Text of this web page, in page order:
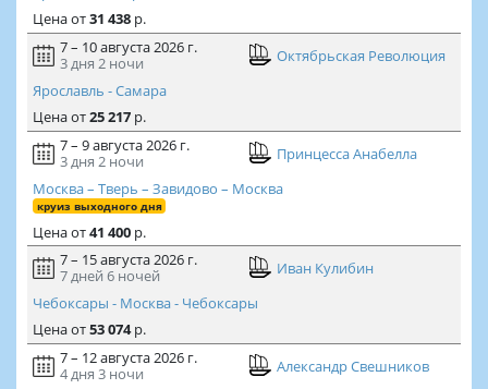
Ценаот31 438р.
7 – 10 августа 2026 г.
3 дня 2 ночи
Октябрьская Революция
Ярославль - Самара
Ценаот25 217р.
7 – 9 августа 2026 г.
3 дня 2 ночи
Принцесса Анабелла
Москва – Тверь – Завидово – Москва
круиз выходного дня
Ценаот41 400р.
7 – 15 августа 2026 г.
7 дней 6 ночей
Иван Кулибин
Чебоксары - Москва - Чебоксары
Ценаот53 074р.
7 – 12 августа 2026 г.
4 дня 3 ночи
Александр Свешников